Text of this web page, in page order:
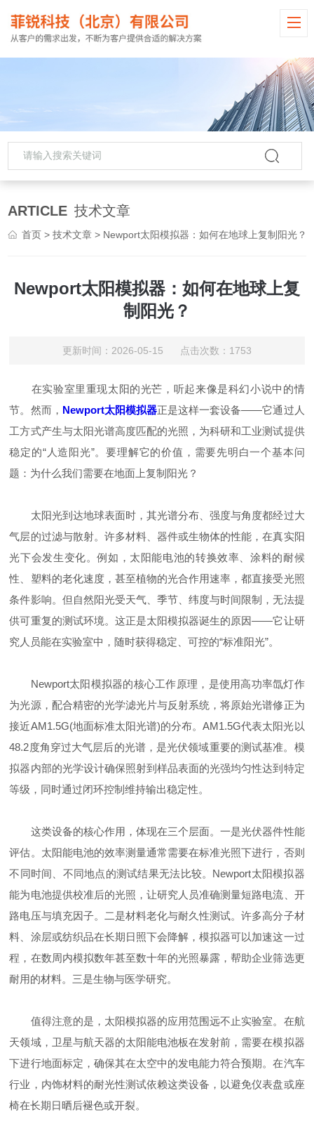
ARTICLE 技术文章
首页 >技术文章 > Newport太阳模拟器：如何在地球上复制阳光？
Newport太阳模拟器：如何在地球上复
制阳光？
更新时间：2026-05-15 点击次数：1753
在实验室里重现太阳的光芒，听起来像是科幻小说中的情
节。然而， Newport太阳模拟器正是这样一套设备——它通过人
工方式产生与太阳光谱高度匹配的光照，为科研和工业测试提供
稳定的“人造阳光”。要理解它的价值，需要先明白一个基本问
题：为什么我们需要在地面上复制阳光？
太阳光到达地球表面时，其光谱分布、强度与角度都经过大
气层的过滤与散射。许多材料、器件或生物体的性能，在真实阳
光下会发生变化。例如，太阳能电池的转换效率、涂料的耐候
性、塑料的老化速度，甚至植物的光合作用速率，都直接受光照
条件影响。但自然阳光受天气、季节、纬度与时间限制，无法提
供可重复的测试环境。这正是太阳模拟器诞生的原因——它让研
究人员能在实验室中，随时获得稳定、可控的“标准阳光”。
Newport太阳模拟器的核心工作原理，是使用高功率氙灯作
为光源，配合精密的光学滤光片与反射系统，将原始光谱修正为
接近AM1.5G(地面标准太阳光谱)的分布。AM1.5G代表太阳光以
48.2度角穿过大气层后的光谱，是光伏领域重要的测试基准。模
拟器内部的光学设计确保照射到样品表面的光强均匀性达到特定
等级，同时通过闭环控制维持输出稳定性。
这类设备的核心作用，体现在三个层面。一是光伏器件性能
评估。太阳能电池的效率测量通常需要在标准光照下进行，否则
不同时间、不同地点的测试结果无法比较。Newport太阳模拟器
能为电池提供校准后的光照，让研究人员准确测量短路电流、开
路电压与填充因子。二是材料老化与耐久性测试。许多高分子材
料、涂层或纺织品在长期日照下会降解，模拟器可以加速这一过
程，在数周内模拟数年甚至数十年的光照暴露，帮助企业筛选更
耐用的材料。三是生物与医学研究。
值得注意的是，太阳模拟器的应用范围远不止实验室。在航
天领域，卫星与航天器的太阳能电池板在发射前，需要在模拟器
下进行地面标定，确保其在太空中的发电能力符合预期。在汽车
行业，内饰材料的耐光性测试依赖这类设备，以避免仪表盘或座
椅在长期日晒后褪色或开裂。